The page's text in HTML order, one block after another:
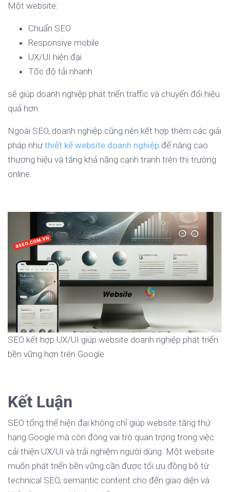
Một website:
Chuẩn SEO
Responsive mobile
UX/UI hiện đại
Tốc độ tải nhanh
sẽ giúp doanh nghiệp phát triển traffic và chuyển đổi hiệu
quả hơn.
Ngoài SEO, doanh nghiệp cũng nên kết hợp thêm các giải
pháp nhưthiết kế website doanh nghiệp để nâng cao
thương hiệu và tăng khả năng cạnh tranh trên thị trường
online.
SEO kết hợp UX/UI giúp website doanh nghiệp phát triển
bền vững hơn trên Google
Kết Luận
SEO tổng thể hiện đại không chỉ giúp website tăng thứ
hạng Google mà còn đóng vai trò quan trọng trong việc
cải thiện UX/UI và trải nghiệm người dùng. Một website
muốn phát triển bền vững cần được tối ưu đồng bộ từ
technical SEO, semantic content cho đến giao diện và